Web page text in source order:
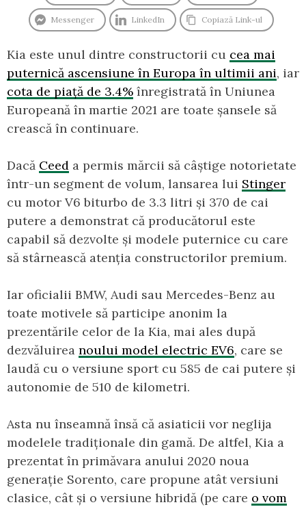
Messenger LinkedIn Copiază Link-ul
Kia este unul dintre constructorii cu cea mai
puternică ascensiune în Europa în ultimii ani, iar
cota de piață de 3.4% înregistrată în Uniunea
Europeană în martie 2021 are toate șansele să
crească în continuare.
Dacă Ceed a permis mărcii să câștige notorietate
într-un segment de volum, lansarea lui Stinger
cu motor V6 biturbo de 3.3 litri și 370 de cai
putere a demonstrat că producătorul este
capabil să dezvolte și modele puternice cu care
să stârnească atenția constructorilor premium.
Iar oficialii BMW, Audi sau Mercedes-Benz au
toate motivele să participe anonim la
prezentările celor de la Kia, mai ales după
dezvăluirea noului model electric EV6, care se
laudă cu o versiune sport cu 585 de cai putere și
autonomie de 510 de kilometri.
Asta nu înseamnă însă că asiaticii vor neglija
modelele tradiționale din gamă. De altfel, Kia a
prezentat în primăvara anului 2020 noua
generație Sorento, care propune atât versiuni
clasice, cât și o versiune hibridă (pe care o vom